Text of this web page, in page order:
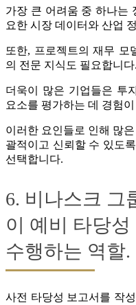
가장 큰 어려움 중 하나는
요한 시장 데이터와 산업
또한, 프로젝트의 재무 모
의 전문 지식도 필요합니다.
더욱이 많은 기업들은 투
요소를 평가하는 데 경험
이러한 요인들로 인해 많
괄적이고 신뢰할 수 있도
선택합니다.
6. 비나스크 그
이 예비 타당
수행하는 역할.
사전 타당성 보고서를 작